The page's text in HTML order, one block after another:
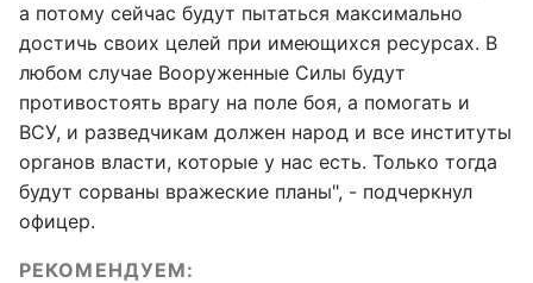
а потому сейчас будут пытаться максимально
достичь своих целей при имеющихся ресурсах. В
любом случае Вооруженные Силы будут
противостоять врагу на поле боя, а помогать и
ВСУ, и разведчикам должен народ и все институты
органов власти, которые у нас есть. Только тогда
будут сорваны вражеские планы", - подчеркнул
офицер.
РЕКОМЕНДУЕМ: